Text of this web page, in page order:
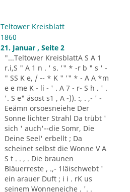
Teltower Kreisblatt
1860
21. Januar , Seite 2
"...Teltower KreisblattA S A 1
r.i,S " A 1 n . ' s. '" * -r b " s ' -
" SS K e, / -- * K " '" * - A A *m
e e me K - li - ' . A 7 - r- S h . ' .
'. S e" äsost s1 , A -)). :, . ,- ' -
Eeämn orsoesneiehe Der
Sonne lichter Strahl Da trübt '
sich ' auch'--die Somr, Die
Deine Seel' erbellt ; Da
scheinet selbst die Wonne V A
S t . . , . Die braunen
Bläuerreste , .,- 1läischwebt '
ein arauer Duft ; i i . rK us
seinem Wonneneiche . '. .